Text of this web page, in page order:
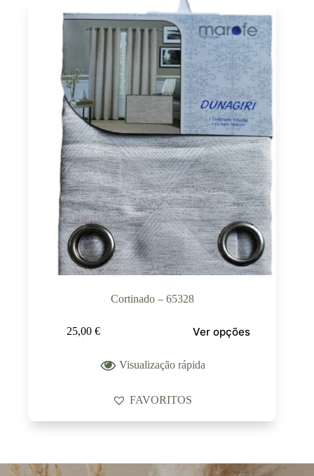
Cortinado – 65328
25,00 € Ver opções
Visualização rápida
FAVORITOS